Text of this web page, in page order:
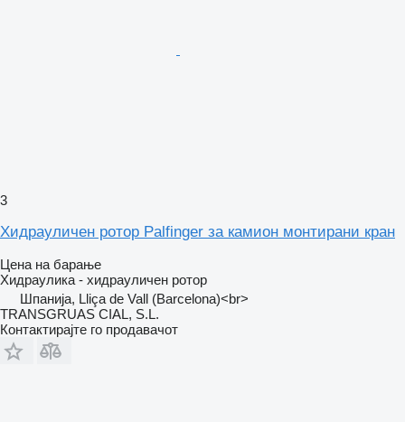
3
Хидрауличен ротор Palfinger за камион монтирани кран
Цена на барање
Хидраулика - хидрауличен ротор
Шпанија, Lliça de Vall (Barcelona)<br>
TRANSGRUAS CIAL, S.L.
Контактирајте го продавачот